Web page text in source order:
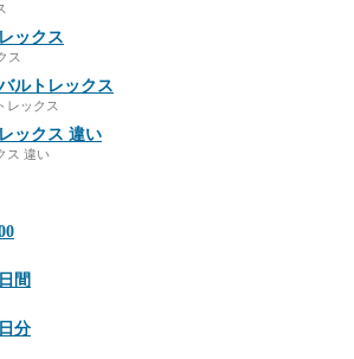
ックス
ス
ルトレックス
レックス
ックス 違い
ス 違い
間
分